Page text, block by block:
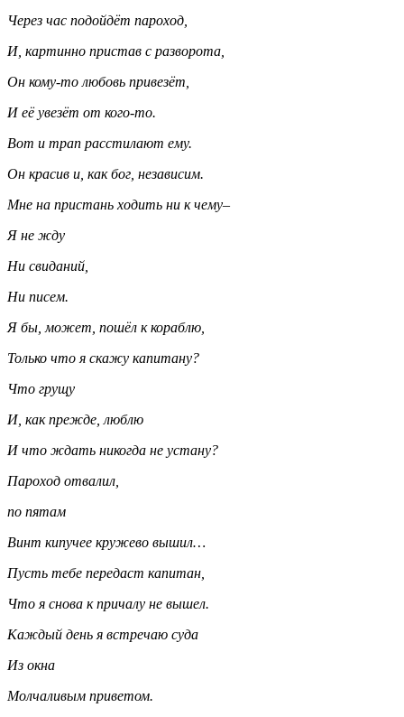
Через час подойдёт пароход,
И, картинно пристав с разворота,
Он кому-то любовь привезёт,
И её увезёт от кого-то.
Вот и трап расстилают ему.
Он красив и, как бог, независим.
Мне на пристань ходить ни к чему–
Я не жду
Ни свиданий,
Ни писем.
Я бы, может, пошёл к кораблю,
Только что я скажу капитану?
Что грущу
И, как прежде, люблю
И что ждать никогда не устану?
Пароход отвалил,
по пятам
Винт кипучее кружево вышил…
Пусть тебе передаст капитан,
Что я снова к причалу не вышел.
Каждый день я встречаю суда
Из окна
Молчаливым приветом.